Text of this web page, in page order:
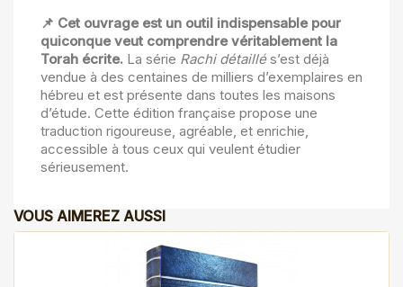
📌 Cet ouvrage est un outil indispensable pour
quiconque veut comprendre véritablement la
Torah écrite. La série Rachi détaillés’est déjà
vendue à des centaines de milliers d’exemplaires en
hébreu et est présente dans toutes les maisons
d’étude. Cette édition française propose une
traduction rigoureuse, agréable, et enrichie,
accessible à tous ceux qui veulent étudier
sérieusement.
VOUS AIMEREZ AUSSI